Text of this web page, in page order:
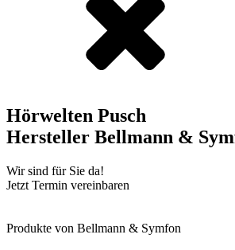
Hörwelten Pusch
Hersteller Bellmann &
Wir sind für Sie da!
Jetzt Termin vereinbaren
Produkte von Bellmann & Symfon